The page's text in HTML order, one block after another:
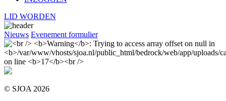
LID WORDEN
Nieuws Evenement formulier
© SJOA 2026